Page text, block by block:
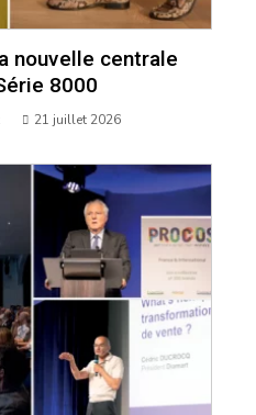
nouvelle centrale
8000
21 juillet 2026